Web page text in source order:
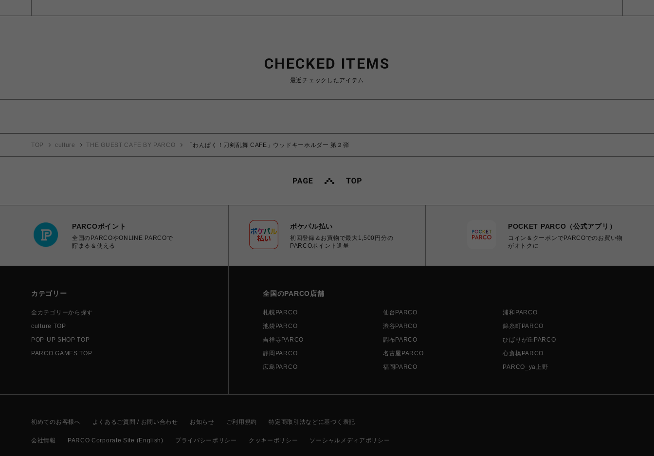
CHECKED ITEMS
最近チェックしたアイテム
TOP culture THE GUEST CAFE BY PARCO 「わんぱく！刀剣乱舞 CAFE」ウッドキーホルダー 第２弾
PARCOポイント
全国のPARCOやONLINE PARCOで
貯まる＆使える
ポケパル払い
初回登録＆お買物で最大1,500円分の
PARCOポイント進呈
POCKET PARCO（公式アプリ）
コイン＆クーポンでPARCOでのお買い物
がオトクに
カテゴリー
全カテゴリーから探す
culture TOP
POP-UP SHOP TOP
PARCO GAMES TOP
全国のPARCO店舗
札幌PARCO 仙台PARCO
浦和PARCO
池袋PARCO
渋谷PARCO
錦糸町PARCO
吉祥寺PARCO
調布PARCO
ひばりが丘PARCO
静岡PARCO
名古屋PARCO
心斎橋PARCO
広島PARCO
福岡PARCO PARCO_ya上野
初めてのお客様へ よくあるご質問 / お問い合わせ お知らせ ご利用規約 特定商取引法などに基づく表記
会社情報 PARCO Corporate Site (English) プライバシーポリシー クッキーポリシー ソーシャルメディアポリシー